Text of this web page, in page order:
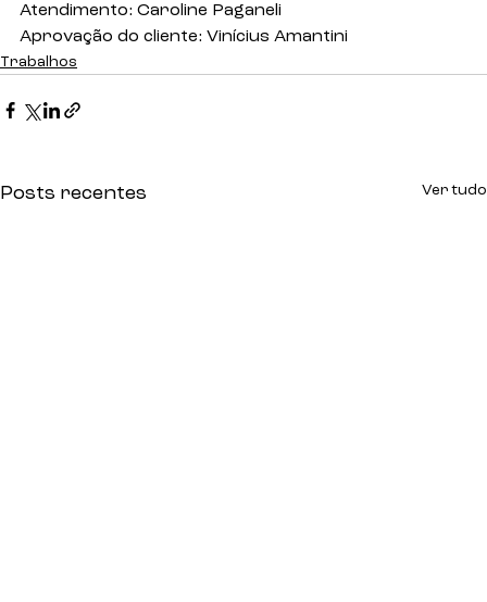
Atendimento: Caroline Paganeli
Aprovação do cliente: Vinícius Amantini
Trabalhos
Posts recentes Ver tudo